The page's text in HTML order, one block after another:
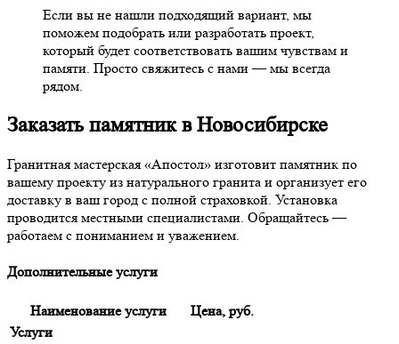
Если вы не нашли подходящий вариант, мы
поможем подобрать или разработать проект,
который будет соответствовать вашим чувствам и
памяти. Просто свяжитесь с нами — мы всегда
рядом.
Заказать памятник в Новосибирске
Гранитная мастерская «Апостол» изготовит памятник по
вашему проекту из натурального гранита и организует его
доставку в ваш город с полной страховкой. Установка
проводится местными специалистами. Обращайтесь —
работаем с пониманием и уважением.
Дополнительные услуги
Наименование услуги
Цена, руб.
Услуги